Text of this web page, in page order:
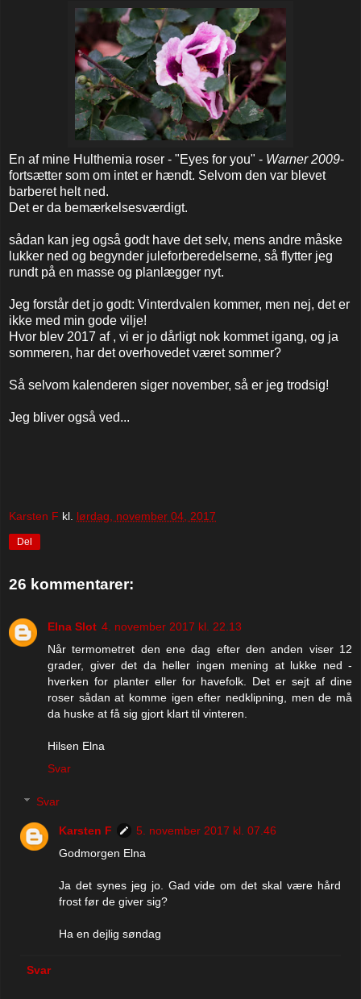
En af mine Hulthemia roser - "Eyes for you" - Warner 2009-
fortsætter som om intet er hændt. Selvom den var blevet
barberet helt ned.
Det er da bemærkelsesværdigt.
sådan kan jeg også godt have det selv, mens andre måske
lukker ned og begynder juleforberedelserne, så flytter jeg
rundt på en masse og planlægger nyt.
Jeg forstår det jo godt: Vinterdvalen kommer, men nej, det er
ikke med min gode vilje!
Hvor blev 2017 af , vi er jo dårligt nok kommet igang, og ja
sommeren, har det overhovedet været sommer?
Så selvom kalenderen siger november, så er jeg trodsig!
Jeg bliver også ved...
Karsten F kl. lørdag, november 04, 2017
Del
26 kommentarer:
Elna Slot 4. november 2017 kl. 22.13
Når termometret den ene dag efter den anden viser 12
grader, giver det da heller ingen mening at lukke ned -
hverken for planter eller for havefolk. Det er sejt af dine
roser sådan at komme igen efter nedklipning, men de må
da huske at få sig gjort klart til vinteren.
Hilsen Elna
Svar
Svar
Karsten F
5. november 2017 kl. 07.46
Godmorgen Elna
Ja det synes jeg jo. Gad vide om det skal være hård
frost før de giver sig?
Ha en dejlig søndag
Svar